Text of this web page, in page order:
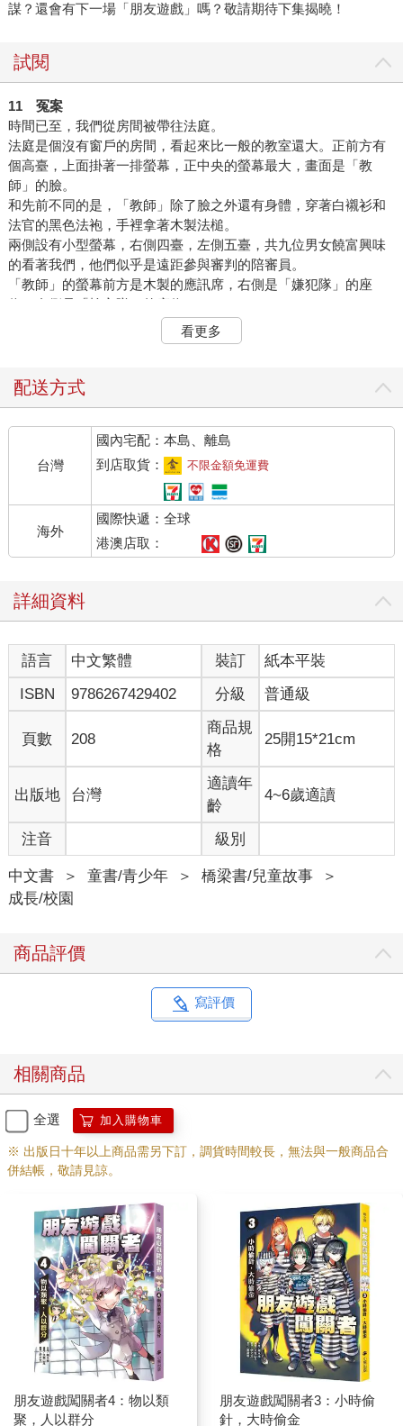
謀？還會有下一場「朋友遊戲」嗎？敬請期待下集揭曉！
試閱
11冤案
時間已至，我們從房間被帶往法庭。
法庭是個沒有窗戶的房間，看起來比一般的教室還大。正前方有
個高臺，上面掛著一排螢幕，正中央的螢幕最大，畫面是「教
師」的臉。
和先前不同的是，「教師」除了臉之外還有身體，穿著白襯衫和
法官的黑色法袍，手裡拿著木製法槌。
兩側設有小型螢幕，右側四臺，左側五臺，共九位男女饒富興味
的看著我們，他們似乎是遠距參與審判的陪審員。
「教師」的螢幕前方是木製的應訊席，右側是「嫌犯隊」的座
位，左側是「檢方隊」的座位。
我坐到右側座位，桌上擺著我們剛才用手機購買的五張卡片，放
在從檢方隊角度看不見的位置。
頭寫著「不採用」三個字。
是久遠永遠！久遠永遠，你認罪嗎？」
「不，我不認罪！」我抬頭挺胸，果斷的回答。
「我想也是。那麼，陪審員會做出有罪還是無罪的判決呢？『審
咚！「教師」敲擊木製法槌，宛如開戰的鑼聲響起。
「進入正題，我們要提出證據。」艾莉娜站起來，高舉印有正義
女神的卡片。
來了！我進入備戰狀態。
提出綁架過程的證據影片。」
不是殺人，而是綁架？
「教師」的螢幕畫面分成上下兩半。上半部播放嬰兒用品店的監
視器畫面：一位媽媽正在選購奶粉，身旁停著嬰兒車。我和琵絲
出現，我探頭望向嬰兒車，似乎十分費力的抱起嬰兒。琵絲大聲
喊了些什麼後，我便帶走了嬰兒。
「居然綁架嬰兒？太過分了！」
「異議！」琵絲舉手。
「琵絲律師有何意見？」
「這段影片和命案無關！和索拉拉死亡的事情無關！」琵絲生氣
的瞪大眼睛。
「這是為了讓大家了解久遠永遠的為人，並非無關。」艾莉娜語
調不帶任何感情。
「但是，那些嬰兒不是真人，而是機器嬰兒！是機器人！所以那
樣做並不過分！」
「你有證據嗎？他們怎麼看都是真人嬰兒。」艾莉娜冷靜反駁琵
「呃……我想到了！」琵絲握拳敲了敲手心。
「機器嬰兒抱起來很重，被綁架也不會哭；如果是真正的嬰兒，
被綁架的當下便會放聲大哭！」
「你剛才承認綁架嬰兒了吧？」艾莉娜這句話犀利的劃破法庭內
嚴肅的氣氛。
琵絲立刻伸手遮住嘴巴，但是太遲了。
「各位陪審員們聽到了嗎？久遠永遠綁架嬰兒是鐵錚錚的事實。
除了森野索拉拉的命案之外，她還犯下『綁架』這條尚未起訴的
罪名。」
我們中招了……失言的琵絲面如死灰。
「永遠，對不起！我不該多嘴的……」
陪審員用十惡不赦的眼神看著我。
怎麼辦？萬一他們有了先入為主的偏見，認為「會綁架嬰兒的人
肯定也會殺人」、「這種壞蛋就算被判有罪也是活該」的話……
在陪審員表決時，這將對我們非常不利。
「琵絲，使用『不採用卡片』吧！」
「好！」
琵絲高高舉起一張「不採用卡片」，讓法官清楚看見。
看更多
配送方式
台灣
國內宅配：本島、離島
到店取貨：
不限金額免運費
海外
國際快遞：全球
港澳店取：
詳細資料
語言 中文繁體 裝訂
紙本平裝
ISBN
9786267429402 分級 普通級
頁數 208
商品規
格
25開15*21cm
出版地 台灣
適讀年
齡
4~6歲適讀
注音 級別
中文書 ＞ 童書/青少年 ＞ 橋梁書/兒童故事
＞
成長/校園
商品評價
寫評價
相關商品
全選 加入購物車
※ 出版日十年以上商品需另下訂，調貨時間較長，無法與一般商品合
併結帳，敬請見諒。
朋友遊戲闖關者4：物以類
聚，人以群分
朋友遊戲闖關者3：小時偷
針，大時偷金